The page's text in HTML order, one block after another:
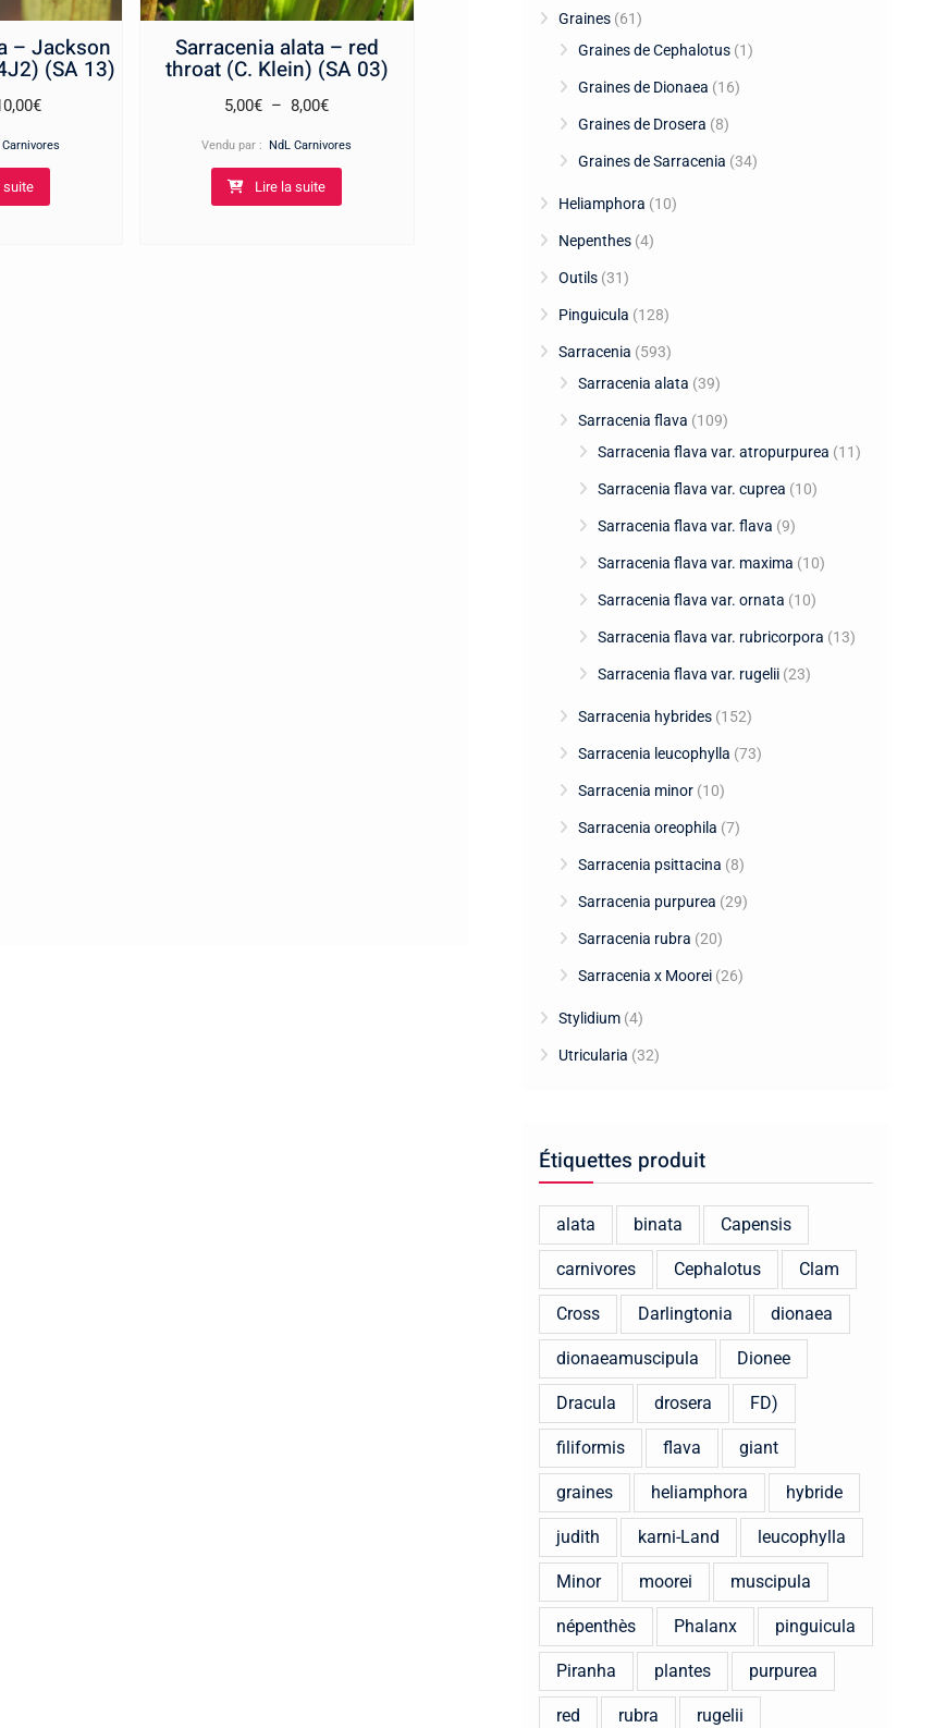
– Jackson
(SA 13)
€Plage
suite
Sarracenia alata – red
throat (C. Klein) (SA 03)
5,00€ – 8,00€Plage
Vendu par :NdL Carnivores
Lire la suite
Graines (61)
Graines de Cephalotus (1)
Graines de Dionaea (16)
Graines de Drosera (8)
Graines de Sarracenia (34)
Heliamphora (10)
Nepenthes (4)
Outils (31)
Pinguicula (128)
Sarracenia (593)
Sarracenia alata (39)
Sarracenia flava (109)
Sarracenia flava var. atropurpurea (11)
Sarracenia flava var. cuprea (10)
Sarracenia flava var. flava (9)
Sarracenia flava var. maxima (10)
Sarracenia flava var. ornata (10)
Sarracenia flava var. rubricorpora (13)
Sarracenia flava var. rugelii (23)
Sarracenia hybrides (152)
Sarracenia leucophylla (73)
Sarracenia minor (10)
Sarracenia oreophila (7)
Sarracenia psittacina (8)
Sarracenia purpurea (29)
Sarracenia rubra (20)
Sarracenia x Moorei (26)
Stylidium (4)
Utricularia (32)
Étiquettes produit
alata binata Capensis
carnivores Cephalotus Clam
Cross Darlingtonia dionaea
dionaeamuscipula Dionee
Dracula drosera FD)
filiformis flava giant
graines heliamphora hybride
judith karni-Land leucophylla
Minor moorei muscipula
népenthès Phalanx pinguicula
Piranha plantes purpurea
red rubra rugelii